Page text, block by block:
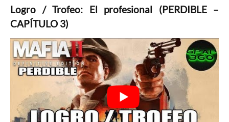
Logro / Trofeo: El profesional (PERDIBLE –
CAPÍTULO 3)